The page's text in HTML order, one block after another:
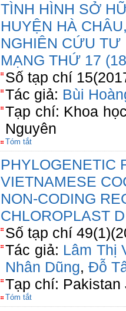
TÌNH HÌNH SỞ
HUYỆN HÀ
NGHIÊN CỨU
MẠNG THỨ 17
Số tạp chí
Tác giả: Bùi
Tạp chí: Khoa
Nguyên
Tóm tắt
PHYLOGENETIC
VIETNAMESE
NON-CODING
CHLOROPLAST
Số tạp chí
Tác giả: Lâm Thị
Nhân Dũng, Đỗ
Tạp chí: Pakistan
Tóm tắt